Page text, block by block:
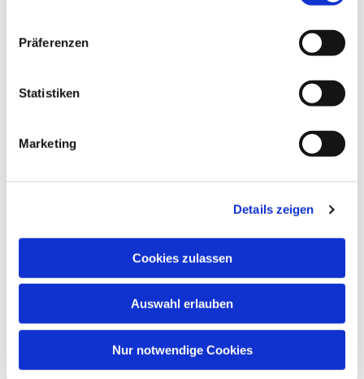
Präferenzen
Statistiken
Marketing
Details zeigen
Cookies zulassen
Auswahl erlauben
Nur notwendige Cookies
Dies könnte Sie auch